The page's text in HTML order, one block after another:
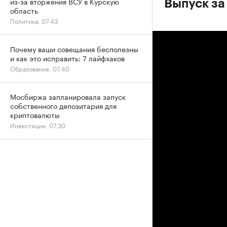
Выпуск
область
Политика, 07:43
Почему ваши совещания бесполезны
и как это исправить: 7 лайфхаков
Образование, 07:40
Мосбиржа запланировала запуск
собственного депозитария для
криптовалюты
Инвестиции, 07:30